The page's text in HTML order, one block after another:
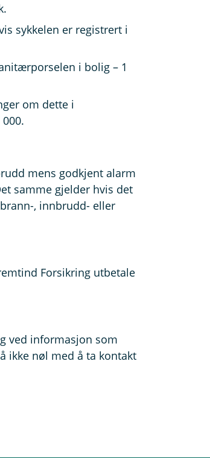
sykkelen er registrert i
i bolig – 1
om dette i
mens godkjent alarm
samme gjelder hvis det
, innbrudd- eller
Forsikring utbetale
ved informasjon som
ikke nøl med å ta kontakt